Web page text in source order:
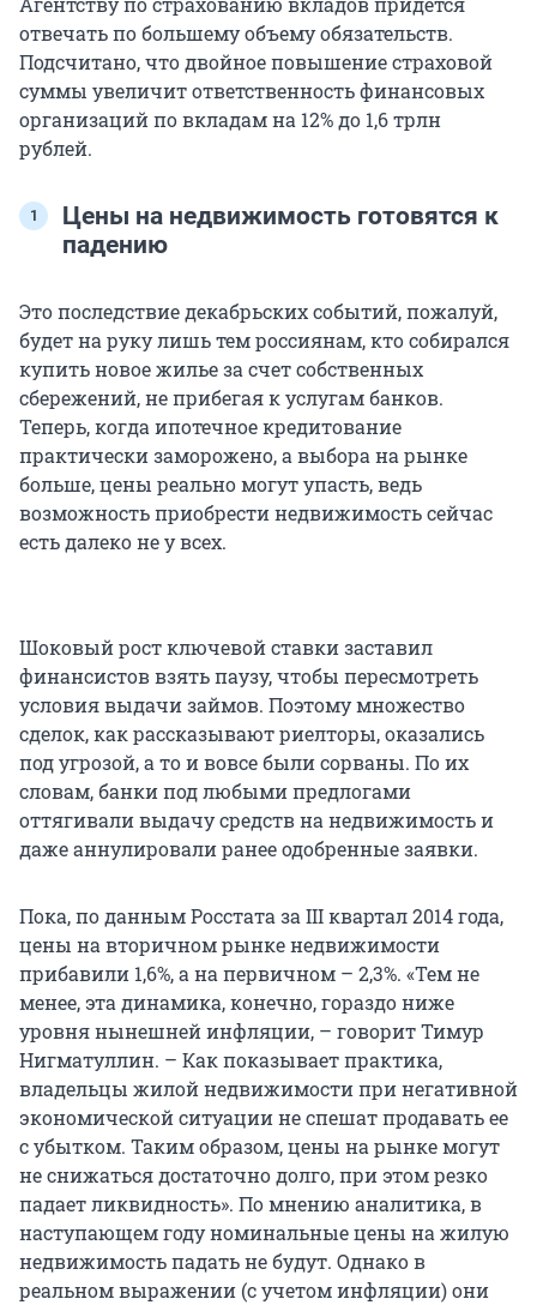
отвечать по большему объему обязательств.
Подсчитано, что двойное повышение страховой
суммы увеличит ответственность финансовых
организаций по вкладам на 12% до 1,6 трлн
рублей.
Цены на недвижимость готовятся к
падению
Это последствие декабрьских событий, пожалуй,
будет на руку лишь тем россиянам, кто собирался
купить новое жилье за счет собственных
сбережений, не прибегая к услугам банков.
Теперь, когда ипотечное кредитование
практически заморожено, а выбора на рынке
больше, цены реально могут упасть, ведь
возможность приобрести недвижимость сейчас
есть далеко не у всех.
Шоковый рост ключевой ставки заставил
финансистов взять паузу, чтобы пересмотреть
условия выдачи займов. Поэтому множество
сделок, как рассказывают риелторы, оказались
под угрозой, а то и вовсе были сорваны. По их
словам, банки под любыми предлогами
оттягивали выдачу средств на недвижимость и
даже аннулировали ранее одобренные заявки.
Пока, по данным Росстата за III квартал 2014 года,
цены на вторичном рынке недвижимости
прибавили 1,6%, а на первичном – 2,3%. «Тем не
менее, эта динамика, конечно, гораздо ниже
уровня нынешней инфляции, – говорит Тимур
Нигматуллин. – Как показывает практика,
владельцы жилой недвижимости при негативной
экономической ситуации не спешат продавать ее
с убытком. Таким образом, цены на рынке могут
не снижаться достаточно долго, при этом резко
падает ликвидность». По мнению аналитика, в
наступающем году номинальные цены на жилую
недвижимость падать не будут. Однако в
реальном выражении (с учетом инфляции) они